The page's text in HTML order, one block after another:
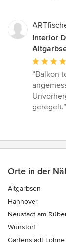
Interior
5
von
5
“Balkon
geregelt.”
Orte in der
Altgarbsen
Hannover
Neustadt am
Wunstorf
Gartenstadt Lohne